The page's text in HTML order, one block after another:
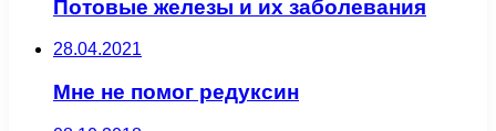
Потовые железы и их заболевания
28.04.2021
Мне не помог редуксин